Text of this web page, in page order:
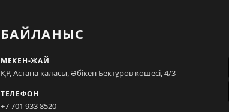
БАЙЛАНЫС
МЕКЕН-ЖАЙ
ҚР, Астана қаласы, Әбікен Бектұров көшесі, 4/3
ТЕЛЕФОН
+7 701 933 8520